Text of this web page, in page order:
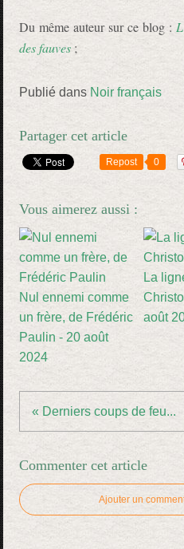
Du même auteur sur ce blog :
des fauves ;
Publié dans Noir français
Partager cet article
Repost 0
Vous aimerez aussi :
Nul ennemi comme
un frère, de Frédéric
Paulin - 20 août
2024
La
août
« Derniers coups de feu...
Commenter cet article
Ajouter un